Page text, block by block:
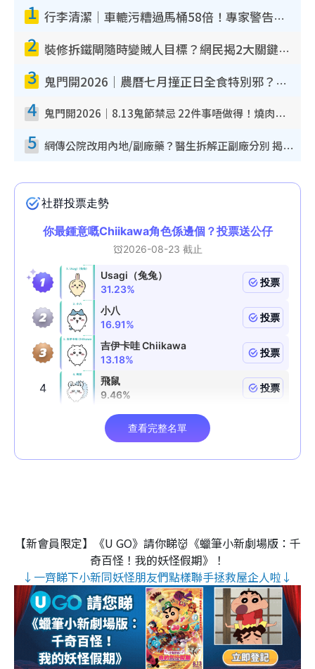
m
e
1 行李清潔｜車轆污糟過馬桶58倍！專家警告忌用酒精抹 教1招免污手除菌
2 裝修拆鐵閘隨時變賊人目標？網民揭2大關鍵用途：裝新式等於白裝？附新舊鐵閘分別
3 鬼門開2026｜農曆七月撞正日全食特別邪？專家警告切忌做一事！揭4大禁忌+2招保平安
4 鬼門開2026｜8.13鬼節禁忌 22件事唔做得！燒肉、刺身要少食？半夜勿吹口哨/打呢個電話
5 網傳公院改用內地/副廠藥？醫生拆解正副廠分別 揭4類人換藥隨時出事
【新會員限定】《U GO》請你睇👹《蠟筆小新劇場版：千
奇百怪！我的妖怪假期》！
↓一齊睇下小新同妖怪朋友們點樣聯手拯救屋企人啦↓